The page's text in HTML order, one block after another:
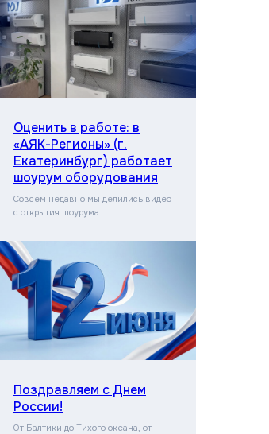
Оценить в работе: в
«АЯК-Регионы» (г.
Екатеринбург) работает
шоурум оборудования
Совсем недавно мы делились видео
с открытия шоурума
Поздравляем с Днем
России!
От Балтики до Тихого океана, от